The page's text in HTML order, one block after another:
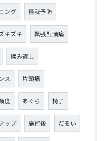
ング 怪我予防
キズキ 緊張型頭痛
揉み返し
ス 片頭痛
度 あぐら 椅子
ップ 施術後 だるい